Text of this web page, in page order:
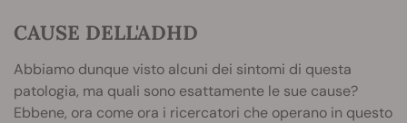
CAUSE DELL'ADHD
Abbiamo dunque visto alcuni dei sintomi di questa
patologia, ma quali sono esattamente le sue cause?
Ebbene, ora come ora i ricercatori che operano in questo